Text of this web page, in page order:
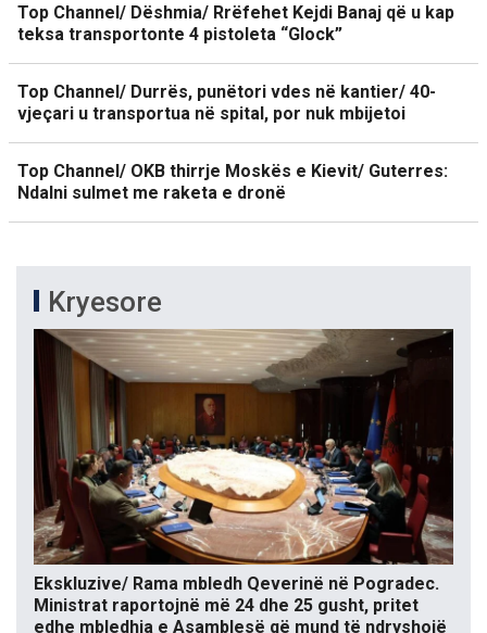
Top Channel/ Dëshmia/ Rrëfehet Kejdi Banaj që u kap
teksa transportonte 4 pistoleta “Glock”
Top Channel/ Durrës, punëtori vdes në kantier/ 40-
vjeçari u transportua në spital, por nuk mbijetoi
Top Channel/ OKB thirrje Moskës e Kievit/ Guterres:
Ndalni sulmet me raketa e dronë
Kryesore
Ekskluzive/ Rama mbledh Qeverinë në Pogradec.
Ministrat raportojnë më 24 dhe 25 gusht, pritet
edhe mbledhja e Asamblesë që mund të ndryshojë